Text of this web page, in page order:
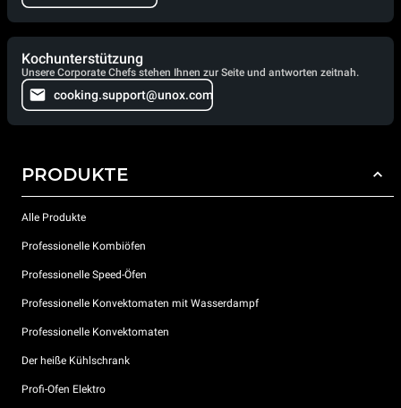
Kochunterstützung
Unsere Corporate Chefs stehen Ihnen zur Seite und antworten zeitnah.
cooking.support@unox.com
PRODUKTE
Alle Produkte
Professionelle Kombiöfen
Professionelle Speed-Öfen
Professionelle Konvektomaten mit Wasserdampf
Professionelle Konvektomaten
Der heiße Kühlschrank
Profi-Ofen Elektro